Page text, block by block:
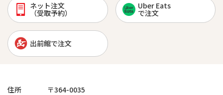
ネット注文
（受取予約）
Uber Eats
で注文
出前館で注文
住所
〒364-0035